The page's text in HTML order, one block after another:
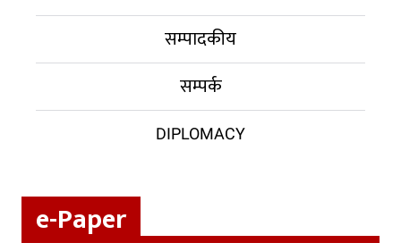
सम्पादकीय
सम्पर्क
DIPLOMACY
e-Paper